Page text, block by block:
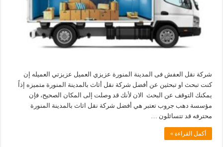
شركة نقل العفش فى المدينة المنورة عزيزي العميل عزيزتي العميله إن
كنت تبحث او تبحثين عن أفضل شركة نقل أثاث بالمدينة المنورة متميزه إذاً
يمكنك التوقف عن البحث الان لأنك قد وصلت إلى المكان الصحيح، فإن
مؤسسة دهب جروب تعتبر هي أفضل شركة نقل اثاث بالمدينة المنورة
محترفه قد تتسائلون …
أكمل القراءة »